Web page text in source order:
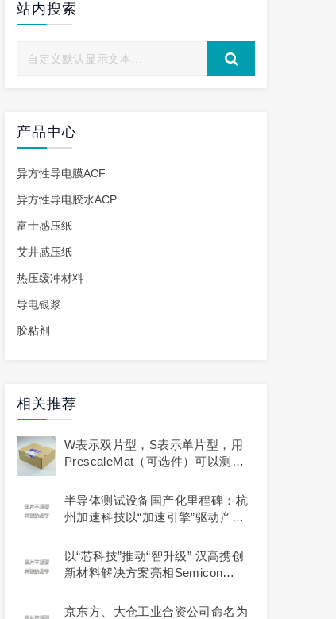
站内搜索
产品中心
异方性导电膜ACF
异方性导电胶水ACP
富士感压纸
艾井感压纸
热压缓冲材料
导电银浆
胶粘剂
相关推荐
W表示双片型，S表示单片型，用
PrescaleMat（可选件）可以测量
半导体测试设备国产化里程碑：杭
州加速科技以“加速引擎”驱动产业
以“芯科技”推动“智升级” 汉高携创
新材料解决方案亮相Semicon
京东方、大仓工业合资公司命名为